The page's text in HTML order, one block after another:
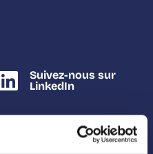
Suivez-nous sur
LinkedIn